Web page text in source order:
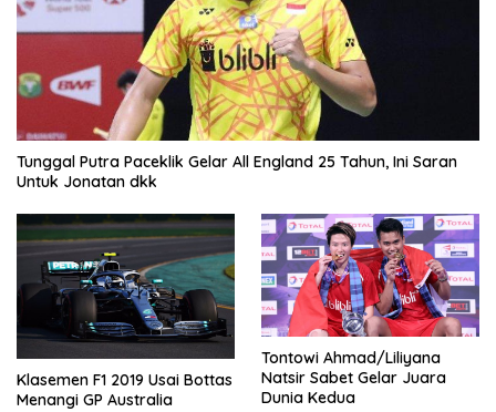
Tunggal Putra Paceklik Gelar All England 25 Tahun, Ini Saran
Untuk Jonatan dkk
Klasemen F1 2019 Usai Bottas
Menangi GP Australia
Tontowi Ahmad/Liliyana
Natsir Sabet Gelar Juara
Dunia Kedua